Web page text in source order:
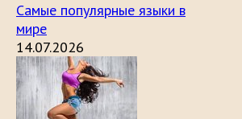
Самые популярные языки в
мире
14.07.2026